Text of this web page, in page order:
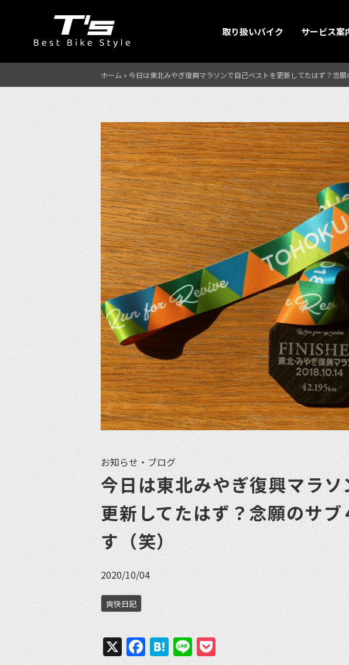
取り扱いバイク サービス案
ホーム » 今日は東北みやぎ復興マラソンで自己ベストを更新してたはず？念願
お知らせ・ブログ
今日は東北みやぎ復興マラ
更新してたはず？念願のサ
す（笑）
2020/10/04
爽快日記
X Facebook
Hatena
Line